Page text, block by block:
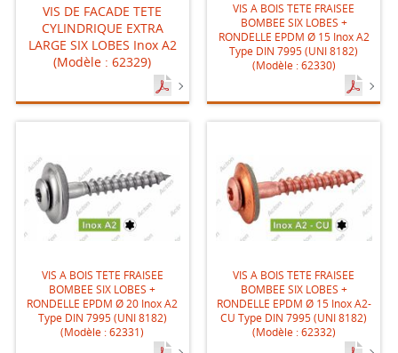
VIS DE FACADE TETE
CYLINDRIQUE EXTRA
LARGE SIX LOBES Inox A2
(Modèle : 62329)
VIS A BOIS TETE FRAISEE
BOMBEE SIX LOBES +
RONDELLE EPDM Ø 15 Inox A2
Type DIN 7995 (UNI 8182)
(Modèle : 62330)
VIS A BOIS TETE FRAISEE
BOMBEE SIX LOBES +
RONDELLE EPDM Ø 20 Inox A2
Type DIN 7995 (UNI 8182)
(Modèle : 62331)
VIS A BOIS TETE FRAISEE
BOMBEE SIX LOBES +
RONDELLE EPDM Ø 15 Inox A2-
CU Type DIN 7995 (UNI 8182)
(Modèle : 62332)